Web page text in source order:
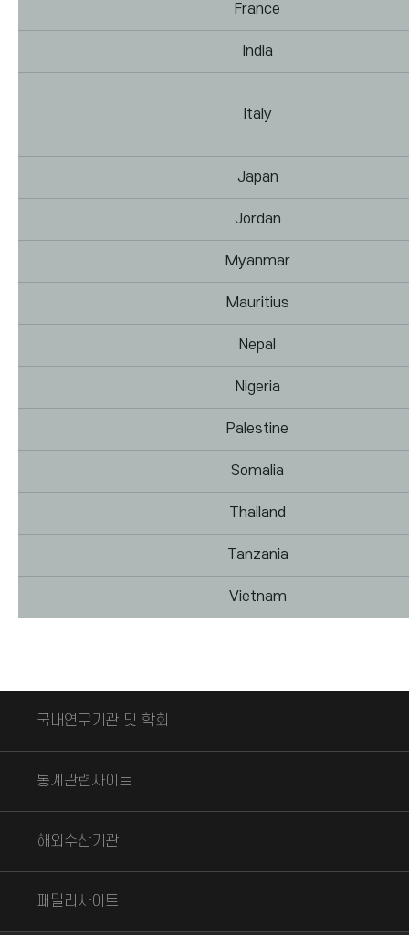
France
India
Italy
Japan
Jordan
Myanmar
Mauritius
Nepal
Nigeria
Palestine
Somalia
Thailand
Tanzania
Vietnam
국내연구기관 및 학회
국립수산과학원
국립해양조사원
한국해양과학기술원
한국해양과학기술진흥원
통계관련사이트
통계청 국가통계포털
수산정보포털
연안포털
해외수산기관
WTO(세계무역기구)
FAO(국제연합식량농업기구)
패밀리사이트
수협중앙회